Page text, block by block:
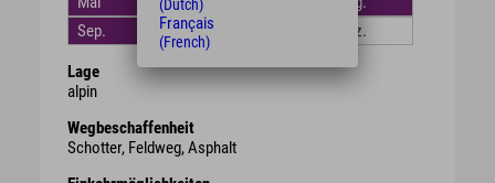
Sep.
Okt. Dez.
Lage
alpin
Wegbeschaffenheit
Schotter, Feldweg, Asphalt
(Dutch)
Français
(French)